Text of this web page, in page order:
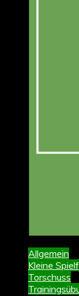
Allgemein
Kleine
Torschuss